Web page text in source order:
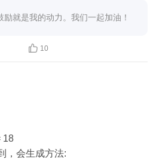
励就是我的动力。我们一起加油！
 10
18
，会生成方法: